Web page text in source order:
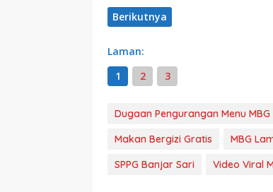
Berikutnya
Laman:
1
2 3
Dugaan Pengurangan Menu MBG
Makan Bergizi Gratis
MBG
SPPG Banjar Sari
Video Viral